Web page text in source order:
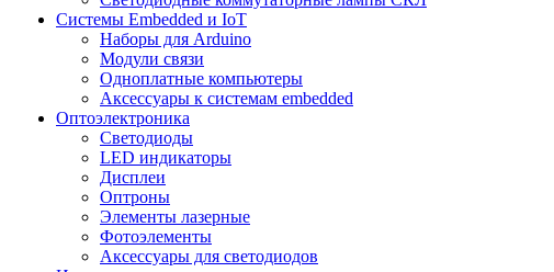
Системы Embedded и IoT
Наборы для Arduino
Модули связи
Одноплатные компьютеры
Аксессуары к системам embedded
Oптоэлектроника
Светодиоды
LED индикаторы
Дисплеи
Оптроны
Элементы лазерные
Фотоэлементы
Аксессуары для светодиодов